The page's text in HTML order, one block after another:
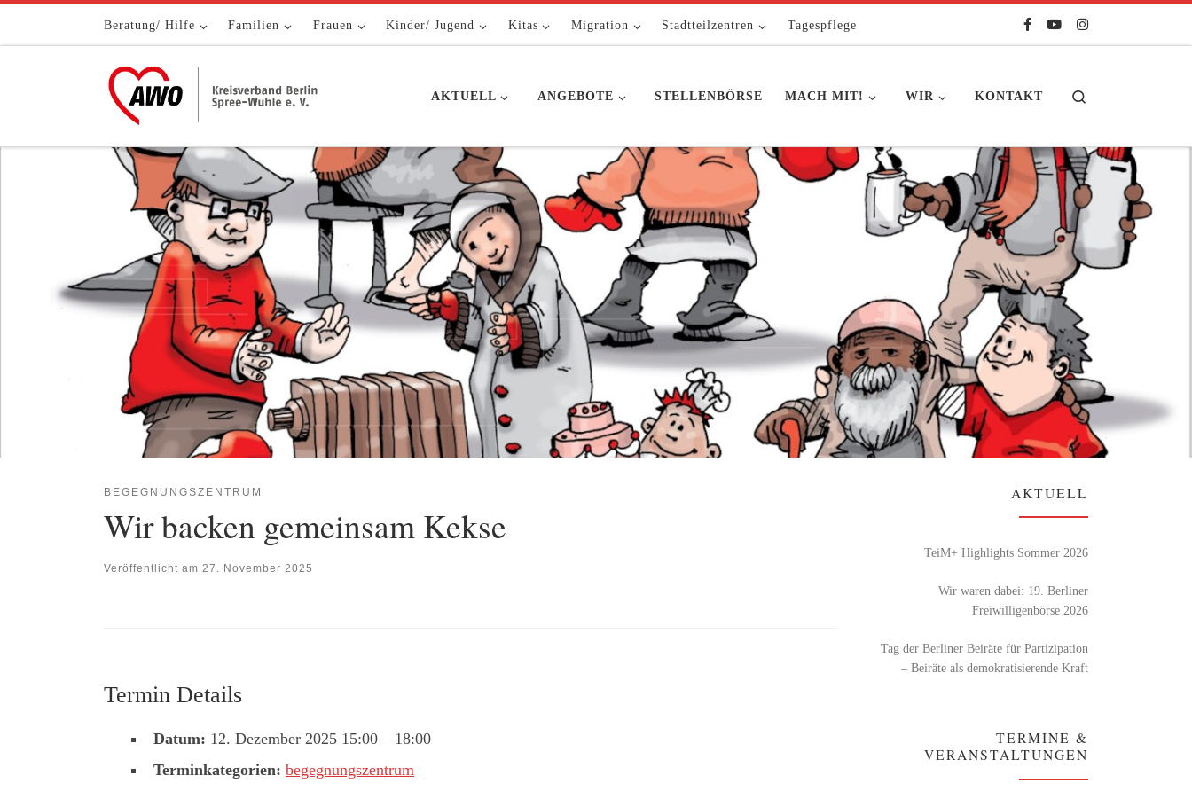
Zum Inhalt springenBeratung/ Hilfe Familien Frauen Kinder/ Jugend Kitas Migration Stadtteilzentren Tagespflege
AKTUELL ANGEBOTE STELLENBÖRSE MACH MIT! WIR KONTAKT
BEGEGNUNGSZENTRUM
Wir backen gemeinsam Kekse
Veröffentlicht am 27. November 2025
Termin Details
Datum: 12. Dezember 2025 15:00 – 18:00
Terminkategorien: begegnungszentrum
AKTUELL
TeiM+ Highlights Sommer 2026
Wir waren dabei: 19. Berliner
Freiwilligenbörse 2026
Tag der Berliner Beiräte für Partizipation
– Beiräte als demokratisierende Kraft
TERMINE &
VERANSTALTUNGEN